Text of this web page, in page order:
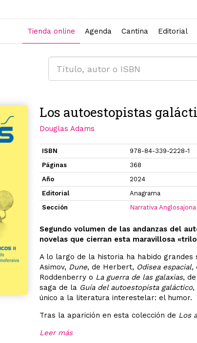
Tienda online Agenda Cantina Editorial
Los autoestopistas
Douglas Adams
ISBN
978-84-339-2228-1
Páginas
368
Año
2024
Editorial
Anagrama
Sección
Narrativa Anglosajona
Segundo volumen de las andanzas del
novelas que cierran esta maravillosa
A lo largo de la historia ha habido grandes
Asimov, Dune, de Herbert, Odisea espacial,
Roddenberry o La guerra de las galaxias,
saga de la Guía del autoestopista galáctico,
único a la literatura interestelar: el humor.
Tras la aparición en esta colección de Los
Leer más